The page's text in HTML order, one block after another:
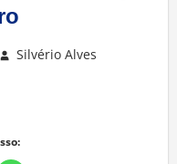
Silvério Alves